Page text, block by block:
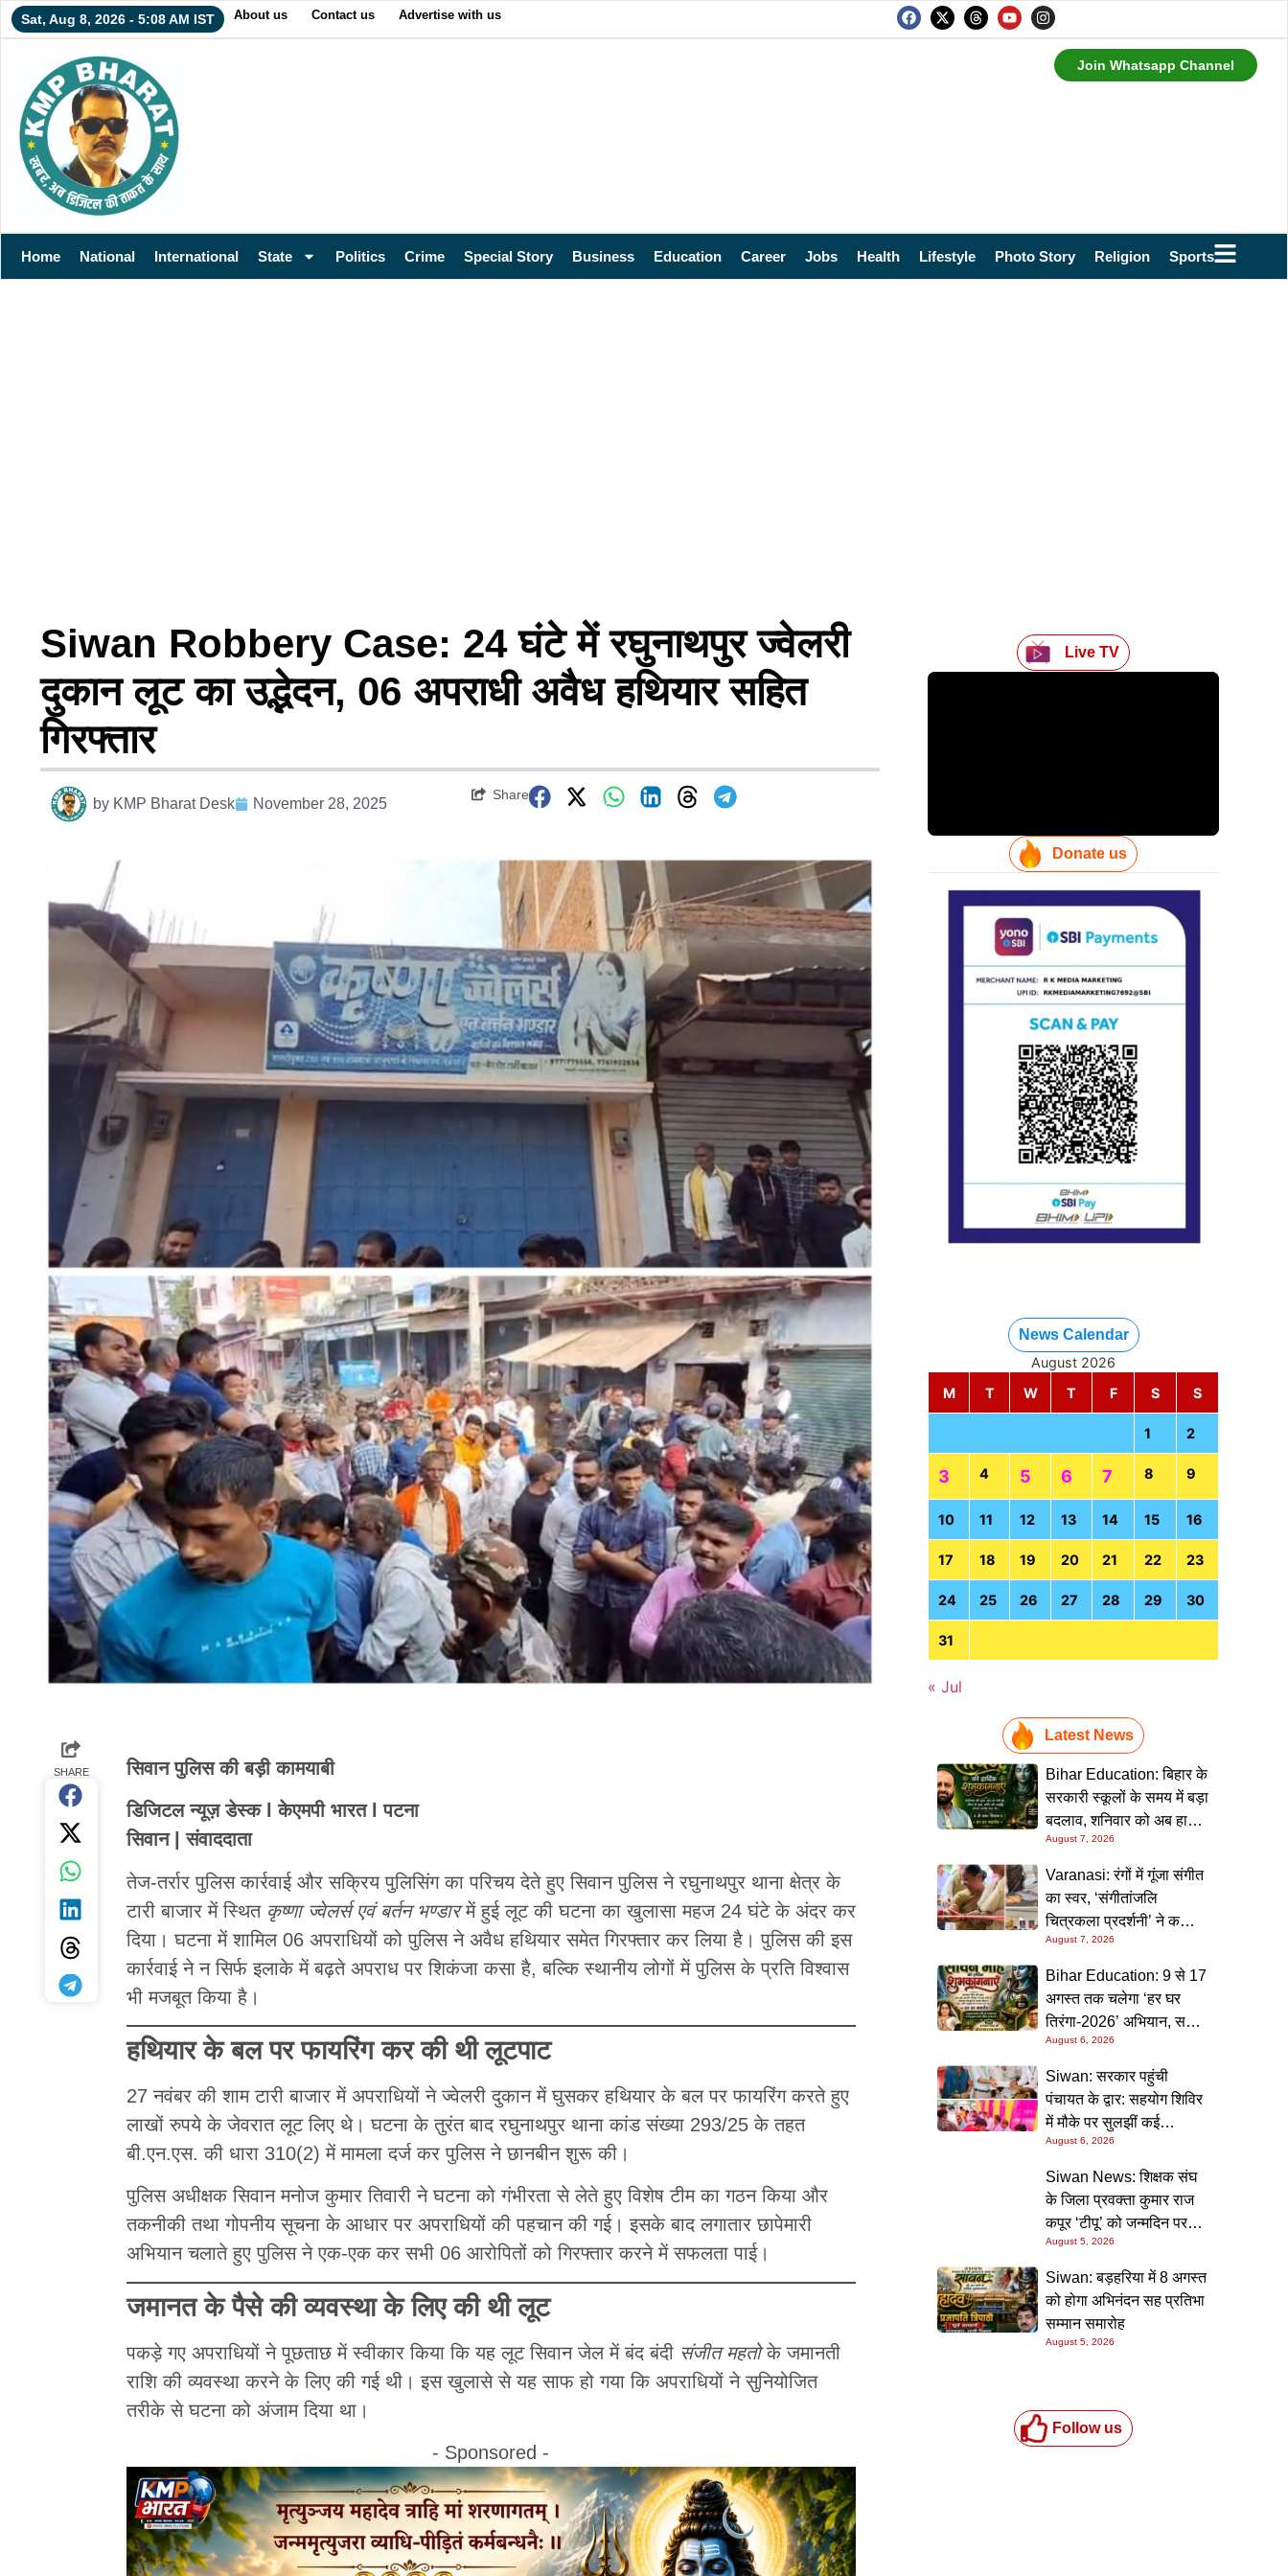
Sat, Aug 8, 2026 - 5:08 AM IST About us Contact us Advertise with us
Join Whatsapp Channel
Home National International State Politics Crime Special Story Business Education Career Jobs Health Lifestyle Photo Story Religion Sports
Siwan Robbery Case: 24 घंटे में रघुनाथपुर ज्वेलरी
दुकान लूट का उद्भेदन, 06 अपराधी अवैध हथियार सहित
गिरफ्तार
by KMP Bharat Desk November 28, 2025
Share
SHARE सिवान पुलिस की बड़ी कामयाबी
डिजिटल न्यूज़ डेस्क l केएमपी भारत l पटना
सिवान | संवाददाता
तेज-तर्रार पुलिस कार्रवाई और सक्रिय पुलिसिंग का परिचय देते हुए सिवान पुलिस ने रघुनाथपुर थाना क्षेत्र के
टारी बाजार में स्थित कृष्णा ज्वेलर्स एवं बर्तन भण्डारमें हुई लूट की घटना का खुलासा महज 24 घंटे के अंदर कर
दिया। घटना में शामिल 06 अपराधियों को पुलिस ने अवैध हथियार समेत गिरफ्तार कर लिया है। पुलिस की इस
कार्रवाई ने न सिर्फ इलाके में बढ़ते अपराध पर शिकंजा कसा है, बल्कि स्थानीय लोगों में पुलिस के प्रति विश्वास
भी मजबूत किया है।
हथियार के बल पर फायरिंग कर की थी लूटपाट
27 नवंबर की शाम टारी बाजार में अपराधियों ने ज्वेलरी दुकान में घुसकर हथियार के बल पर फायरिंग करते हुए
लाखों रुपये के जेवरात लूट लिए थे। घटना के तुरंत बाद रघुनाथपुर थाना कांड संख्या 293/25 के तहत
बी.एन.एस. की धारा 310(2) में मामला दर्ज कर पुलिस ने छानबीन शुरू की।
पुलिस अधीक्षक सिवान मनोज कुमार तिवारी ने घटना को गंभीरता से लेते हुए विशेष टीम का गठन किया और
तकनीकी तथा गोपनीय सूचना के आधार पर अपराधियों की पहचान की गई। इसके बाद लगातार छापेमारी
अभियान चलाते हुए पुलिस ने एक-एक कर सभी 06 आरोपितों को गिरफ्तार करने में सफलता पाई।
जमानत के पैसे की व्यवस्था के लिए की थी लूट
पकड़े गए अपराधियों ने पूछताछ में स्वीकार किया कि यह लूट सिवान जेल में बंद बंदी संजीत महतोके जमानती
राशि की व्यवस्था करने के लिए की गई थी। इस खुलासे से यह साफ हो गया कि अपराधियों ने सुनियोजित
तरीके से घटना को अंजाम दिया था।
- Sponsored -
Live TV
Donate us
News Calendar
August 2026
M
T W T F S S
1 2
3 4 5 6 7 8 9
10 11 12 13 14 15 16
17 18 19 20 21 22 23
24 25 26 27 28 29 30
31
« Jul
Latest News
Bihar Education: बिहार के
सरकारी स्कूलों के समय में बड़ा
बदलाव, शनिवार को अब हाफ
डे रहेगा विद्यालय
August 7, 2026
Varanasi: रंगों में गूंजा संगीत
का स्वर, ‘संगीतांजलि
चित्रकला प्रदर्शनी’ ने कला
प्रेमियों को किया मंत्रमुग्ध
August 7, 2026
Bihar Education: 9 से 17
अगस्त तक चलेगा ‘हर घर
तिरंगा-2026’ अभियान, सभी
स्कूलों को दिए गए विस्तृत
निर्देश
August 6, 2026
Siwan: सरकार पहुंची
पंचायत के द्वार: सहयोग शिविर
में मौके पर सुलझीं कई
समस्याएं, 30 दिन में समाधान
की गारंटी
August 6, 2026
Siwan News: शिक्षक संघ
के जिला प्रवक्ता कुमार राज
कपूर ‘टीपू’ को जन्मदिन पर
मिली शुभकामनाओं की सौगात
August 5, 2026
Siwan: बड़हरिया में 8 अगस्त
को होगा अभिनंदन सह प्रतिभा
सम्मान समारोह
August 5, 2026
Follow us